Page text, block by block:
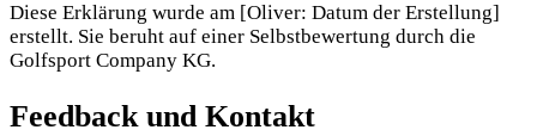
Diese Erklärung wurde am [Oliver: Datum der Erstellung]
erstellt. Sie beruht auf einer Selbstbewertung durch die
Golfsport Company KG.
Feedback und Kontakt